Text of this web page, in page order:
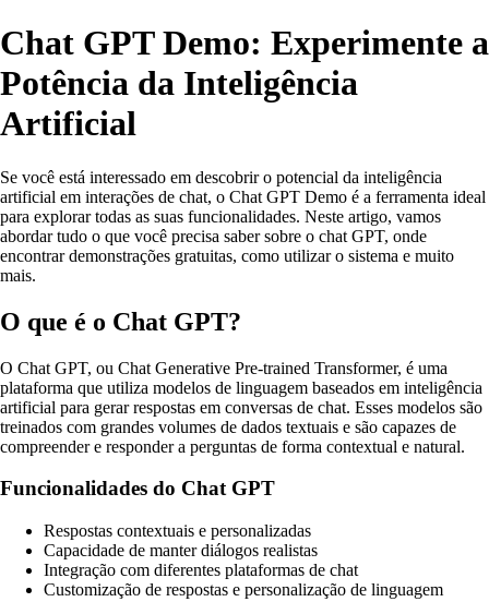
Chat GPT Demo: Experimente a
Potência da Inteligência
Artificial
Se você está interessado em descobrir o potencial da inteligência
artificial em interações de chat, o Chat GPT Demo é a ferramenta ideal
para explorar todas as suas funcionalidades. Neste artigo, vamos
abordar tudo o que você precisa saber sobre o chat GPT, onde
encontrar demonstrações gratuitas, como utilizar o sistema e muito
mais.
O que é o Chat GPT?
O Chat GPT, ou Chat Generative Pre-trained Transformer, é uma
plataforma que utiliza modelos de linguagem baseados em inteligência
artificial para gerar respostas em conversas de chat. Esses modelos são
treinados com grandes volumes de dados textuais e são capazes de
compreender e responder a perguntas de forma contextual e natural.
Funcionalidades do Chat GPT
Respostas contextuais e personalizadas
Capacidade de manter diálogos realistas
Integração com diferentes plataformas de chat
Customização de respostas e personalização de linguagem